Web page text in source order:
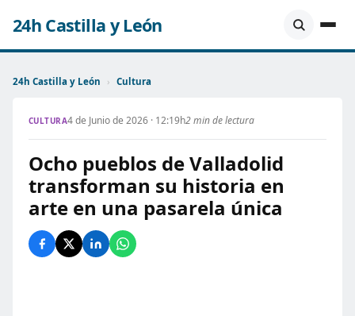
24h Castilla y León
24h Castilla y León › Cultura
CULTURA4 de Junio de 2026 · 12:19h2 min de lectura
Ocho pueblos de Valladolid
transforman su historia en
arte en una pasarela única